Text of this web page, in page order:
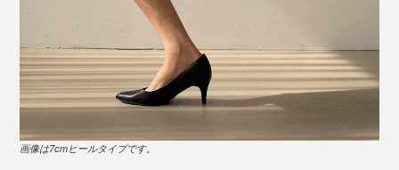
画像は7cmヒールタイプです。